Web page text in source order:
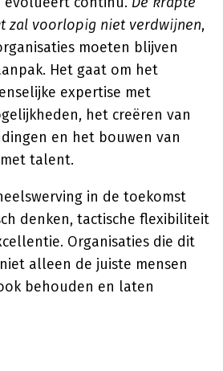
zal voorlopig niet verdwijnen,
moeten blijven
Het gaat om het
expertise met
het creëren van
en het bouwen van
talent.
in de toekomst
denken, tactische flexibiliteit
Organisaties die dit
alleen de juiste mensen
behouden en laten